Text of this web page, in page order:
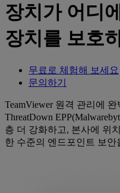
장치가 어디
장치를 보호
무료로 체험해 보세요
문의하기
TeamViewer 원격 관리에
ThreatDown
층 더 강화하고, 본사에 위
한 수준의 엔드포인트 보